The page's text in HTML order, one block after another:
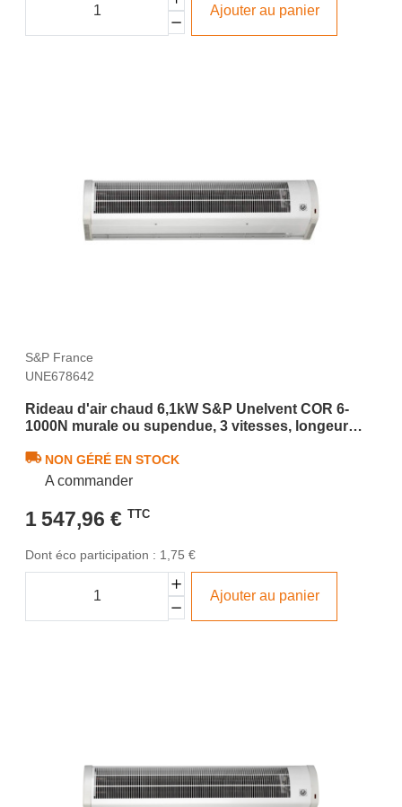
Ajouter au panier
S&P France
UNE678642
Rideau d'air chaud 6,1kW S&P Unelvent COR 6-
1000N murale ou supendue, 3 vitesses, longeur
NON GÉRÉ EN STOCK
A commander
1 547,96 € TTC
Dont éco participation : 1,75 €
Ajouter au panier